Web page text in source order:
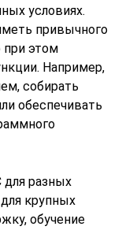
условиях.
привычного
при этом
Например,
собирать
обеспечивать
для разных
крупных
обучение